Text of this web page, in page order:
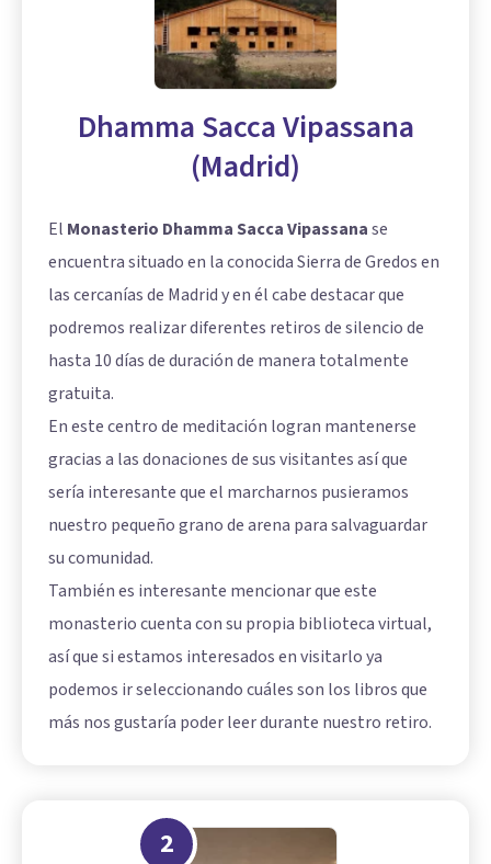
Dhamma Sacca Vipassana
(Madrid)
El Monasterio Dhamma Sacca Vipassanase
encuentra situado en la conocida Sierra de Gredos en
las cercanías de Madrid y en él cabe destacar que
podremos realizar diferentes retiros de silencio de
hasta 10 días de duración de manera totalmente
gratuita.
En este centro de meditación logran mantenerse
gracias a las donaciones de sus visitantes así que
sería interesante que el marcharnos pusieramos
nuestro pequeño grano de arena para salvaguardar
su comunidad.
También es interesante mencionar que este
monasterio cuenta con su propia biblioteca virtual,
así que si estamos interesados en visitarlo ya
podemos ir seleccionando cuáles son los libros que
más nos gustaría poder leer durante nuestro retiro.
2